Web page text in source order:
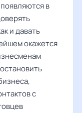
в
и давать
окажется
с